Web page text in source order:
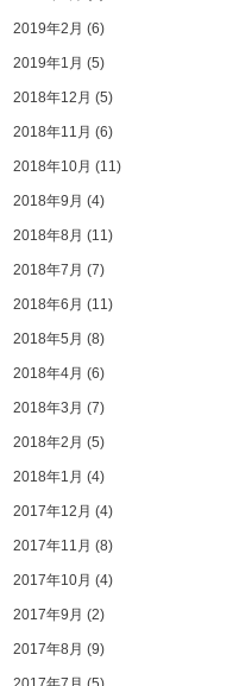
2019年2月 (6)
2019年1月 (5)
2018年12月 (5)
2018年11月 (6)
2018年10月 (11)
2018年9月 (4)
2018年8月 (11)
2018年7月 (7)
2018年6月 (11)
2018年5月 (8)
2018年4月 (6)
2018年3月 (7)
2018年2月 (5)
2018年1月 (4)
2017年12月 (4)
2017年11月 (8)
2017年10月 (4)
2017年9月 (2)
2017年8月 (9)